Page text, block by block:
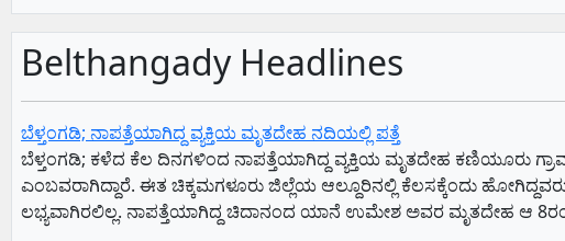
Belthangady Headlines
ಬೆಳ್ತಂಗಡಿ; ನಾಪತ್ತೆಯಾಗಿದ್ದ ವ್ಯಕ್ತಿಯ ಮೃತದೇಹ ನದಿಯಲ್ಲಿ ಪತ್ತೆ
ಬೆಳ್ತಂಗಡಿ; ಕಳೆದ ಕೆಲ ದಿನಗಳಿಂದ ನಾಪತ್ತೆಯಾಗಿದ್ದ ವ್ಯಕ್ತಿಯ ಮೃತದೇಹ ಕಣಿಯೂರು
ಎಂಬವರಾಗಿದ್ದಾರೆ. ಈತ ಚಿಕ್ಕಮಗಳೂರು ಜಿಲ್ಲೆಯ ಆಲ್ದೂರಿನಲ್ಲಿ ಕೆಲಸಕ್ಕೆಂದು
ಲಭ್ಯವಾಗಿರಲಿಲ್ಲ. ನಾಪತ್ತೆಯಾಗಿದ್ದ ಚಿದಾನಂದ ಯಾನೆ ಉಮೇಶ ಅವರ ಮೃತದೇಹ ಆ